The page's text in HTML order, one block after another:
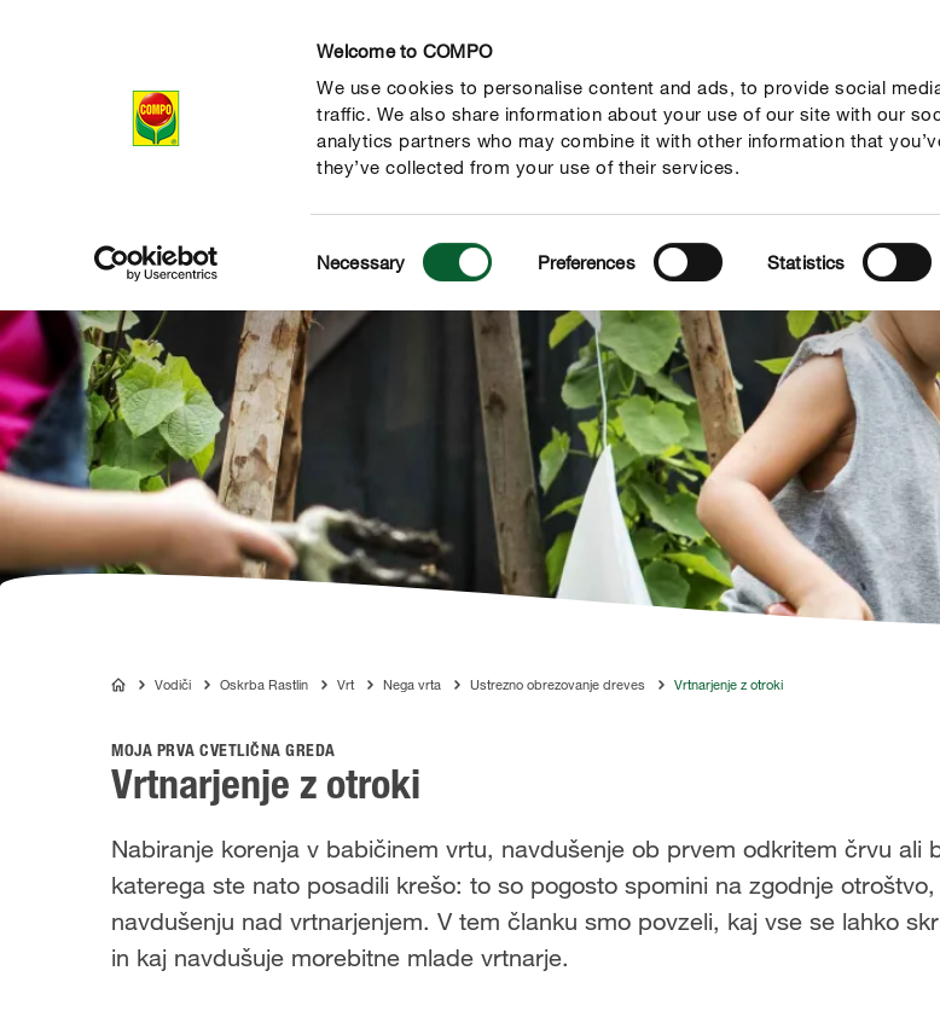
Welcome to COMPO
We use cookies to personalise content and ads, to provide social
traffic. We also share information about your use of our site with our
analytics partners who may combine it with other information that
they’ve collected from your use of their services.
Selection
Necessary Preferences Statistics
Izdelki Vodiči
COMPOVodiči Oskrba Rastlin Vrt Nega vrta Ustrezno obrezovanje dreves Vrtnarjenje z otroki
MOJA PRVA CVETLIČNA GREDA
Vrtnarjenje z otroki
Nabiranje korenja v babičinem vrtu, navdušenje ob prvem odkritem črvu ali
katerega ste nato posadili krešo: to so pogosto spomini na zgodnje
navdušenju nad vrtnarjenjem. V tem članku smo povzeli, kaj vse se lahko
in kaj navdušuje morebitne mlade vrtnarje.